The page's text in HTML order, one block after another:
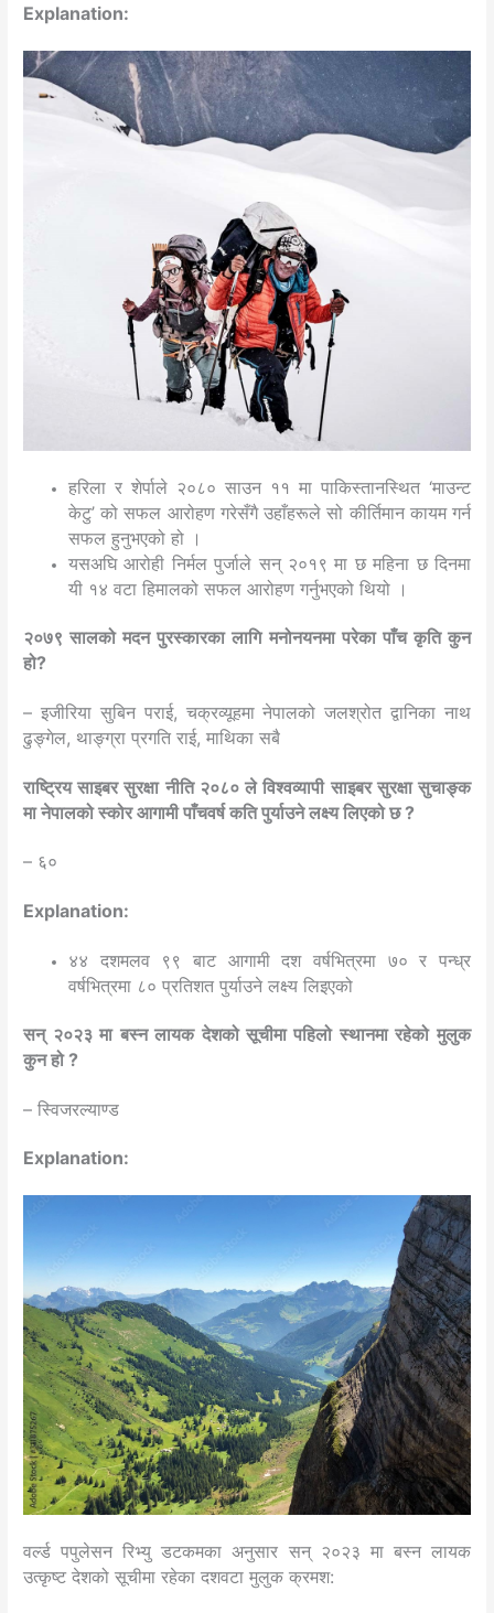
Explanation:
हरिला र शेर्पाले २०८० साउन ११ मा पाकिस्तानस्थित ‘माउन्ट
केटु’ को सफल आरोहण गरेसँगै उहाँहरूले सो कीर्तिमान कायम गर्न
सफल हुनुभएको हो ।
यसअघि आरोही निर्मल पुर्जाले सन् २०१९ मा छ महिना छ दिनमा
यी १४ वटा हिमालको सफल आरोहण गर्नुभएको थियो ।
२०७९ सालको मदन पुरस्कारका लागि मनोनयनमा परेका पाँच कृति कुन
हो?
– इजीरिया सुबिन पराई, चक्रव्यूहमा नेपालको जलश्रोत द्वानिका नाथ
ढुङ्गेल, थाङ्ग्रा प्रगति राई, माथिका सबै
राष्ट्रिय साइबर सुरक्षा नीति २०८० ले विश्वव्यापी साइबर सुरक्षा सुचाङ्क
मा नेपालको स्कोर आगामी पाँचवर्ष कति पुर्याउने लक्ष्य लिएको छ ?
– ६०
Explanation:
४४ दशमलव ९९ बाट आगामी दश वर्षभित्रमा ७० र पन्ध्र
वर्षभित्रमा ८० प्रतिशत पुर्याउने लक्ष्य लिइएको
सन् २०२३ मा बस्‍न लायक देशको सूचीमा पहिलो स्थानमा रहेको मुलुक
कुन हो ?
– स्विजरल्याण्ड
Explanation:
वर्ल्ड पपुलेसन रिभ्यु डटकमका अनुसार सन्‌ २०२३ मा बस्न लायक
उत्कृष्ट देशको सूचीमा रहेका दशवटा मुलुक क्रमश: